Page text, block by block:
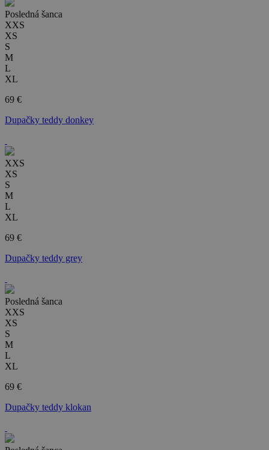
Posledná šanca
XXS
XS
S
M
L
XL
69 €
Dupačky teddy donkey
XXS
XS
S
M
L
XL
69 €
Dupačky teddy grey
Posledná šanca
XXS
XS
S
M
L
XL
69 €
Dupačky teddy klokan